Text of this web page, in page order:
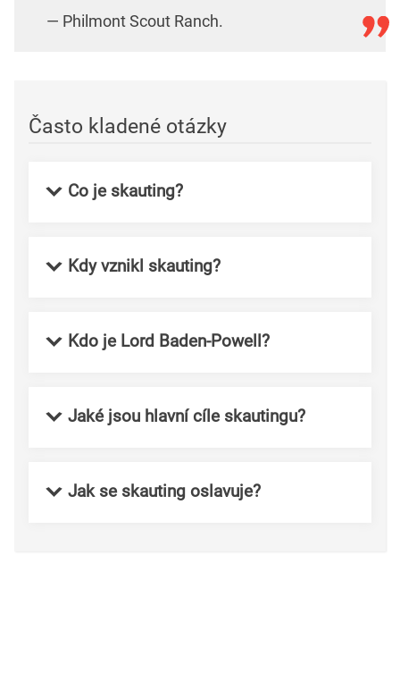
— Philmont Scout Ranch.
Často kladené otázky
Co je skauting?
Kdy vznikl skauting?
Kdo je Lord Baden-Powell?
Jaké jsou hlavní cíle skautingu?
Jak se skauting oslavuje?